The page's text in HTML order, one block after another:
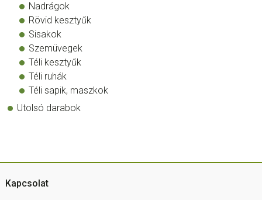
Nadrágok
Rövid kesztyűk
Sisakok
Szemüvegek
Téli kesztyűk
Téli ruhák
Téli sapik, maszkok
Utolsó darabok
Footer
Kapcsolat